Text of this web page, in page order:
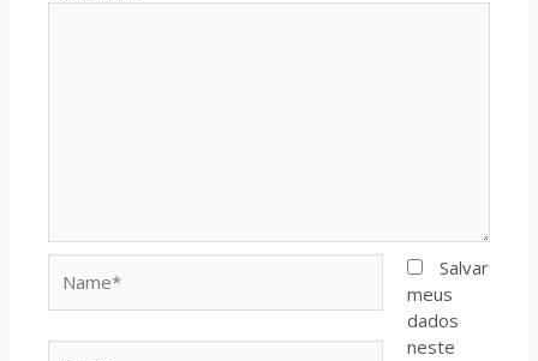
Salvar
meus
dados
neste